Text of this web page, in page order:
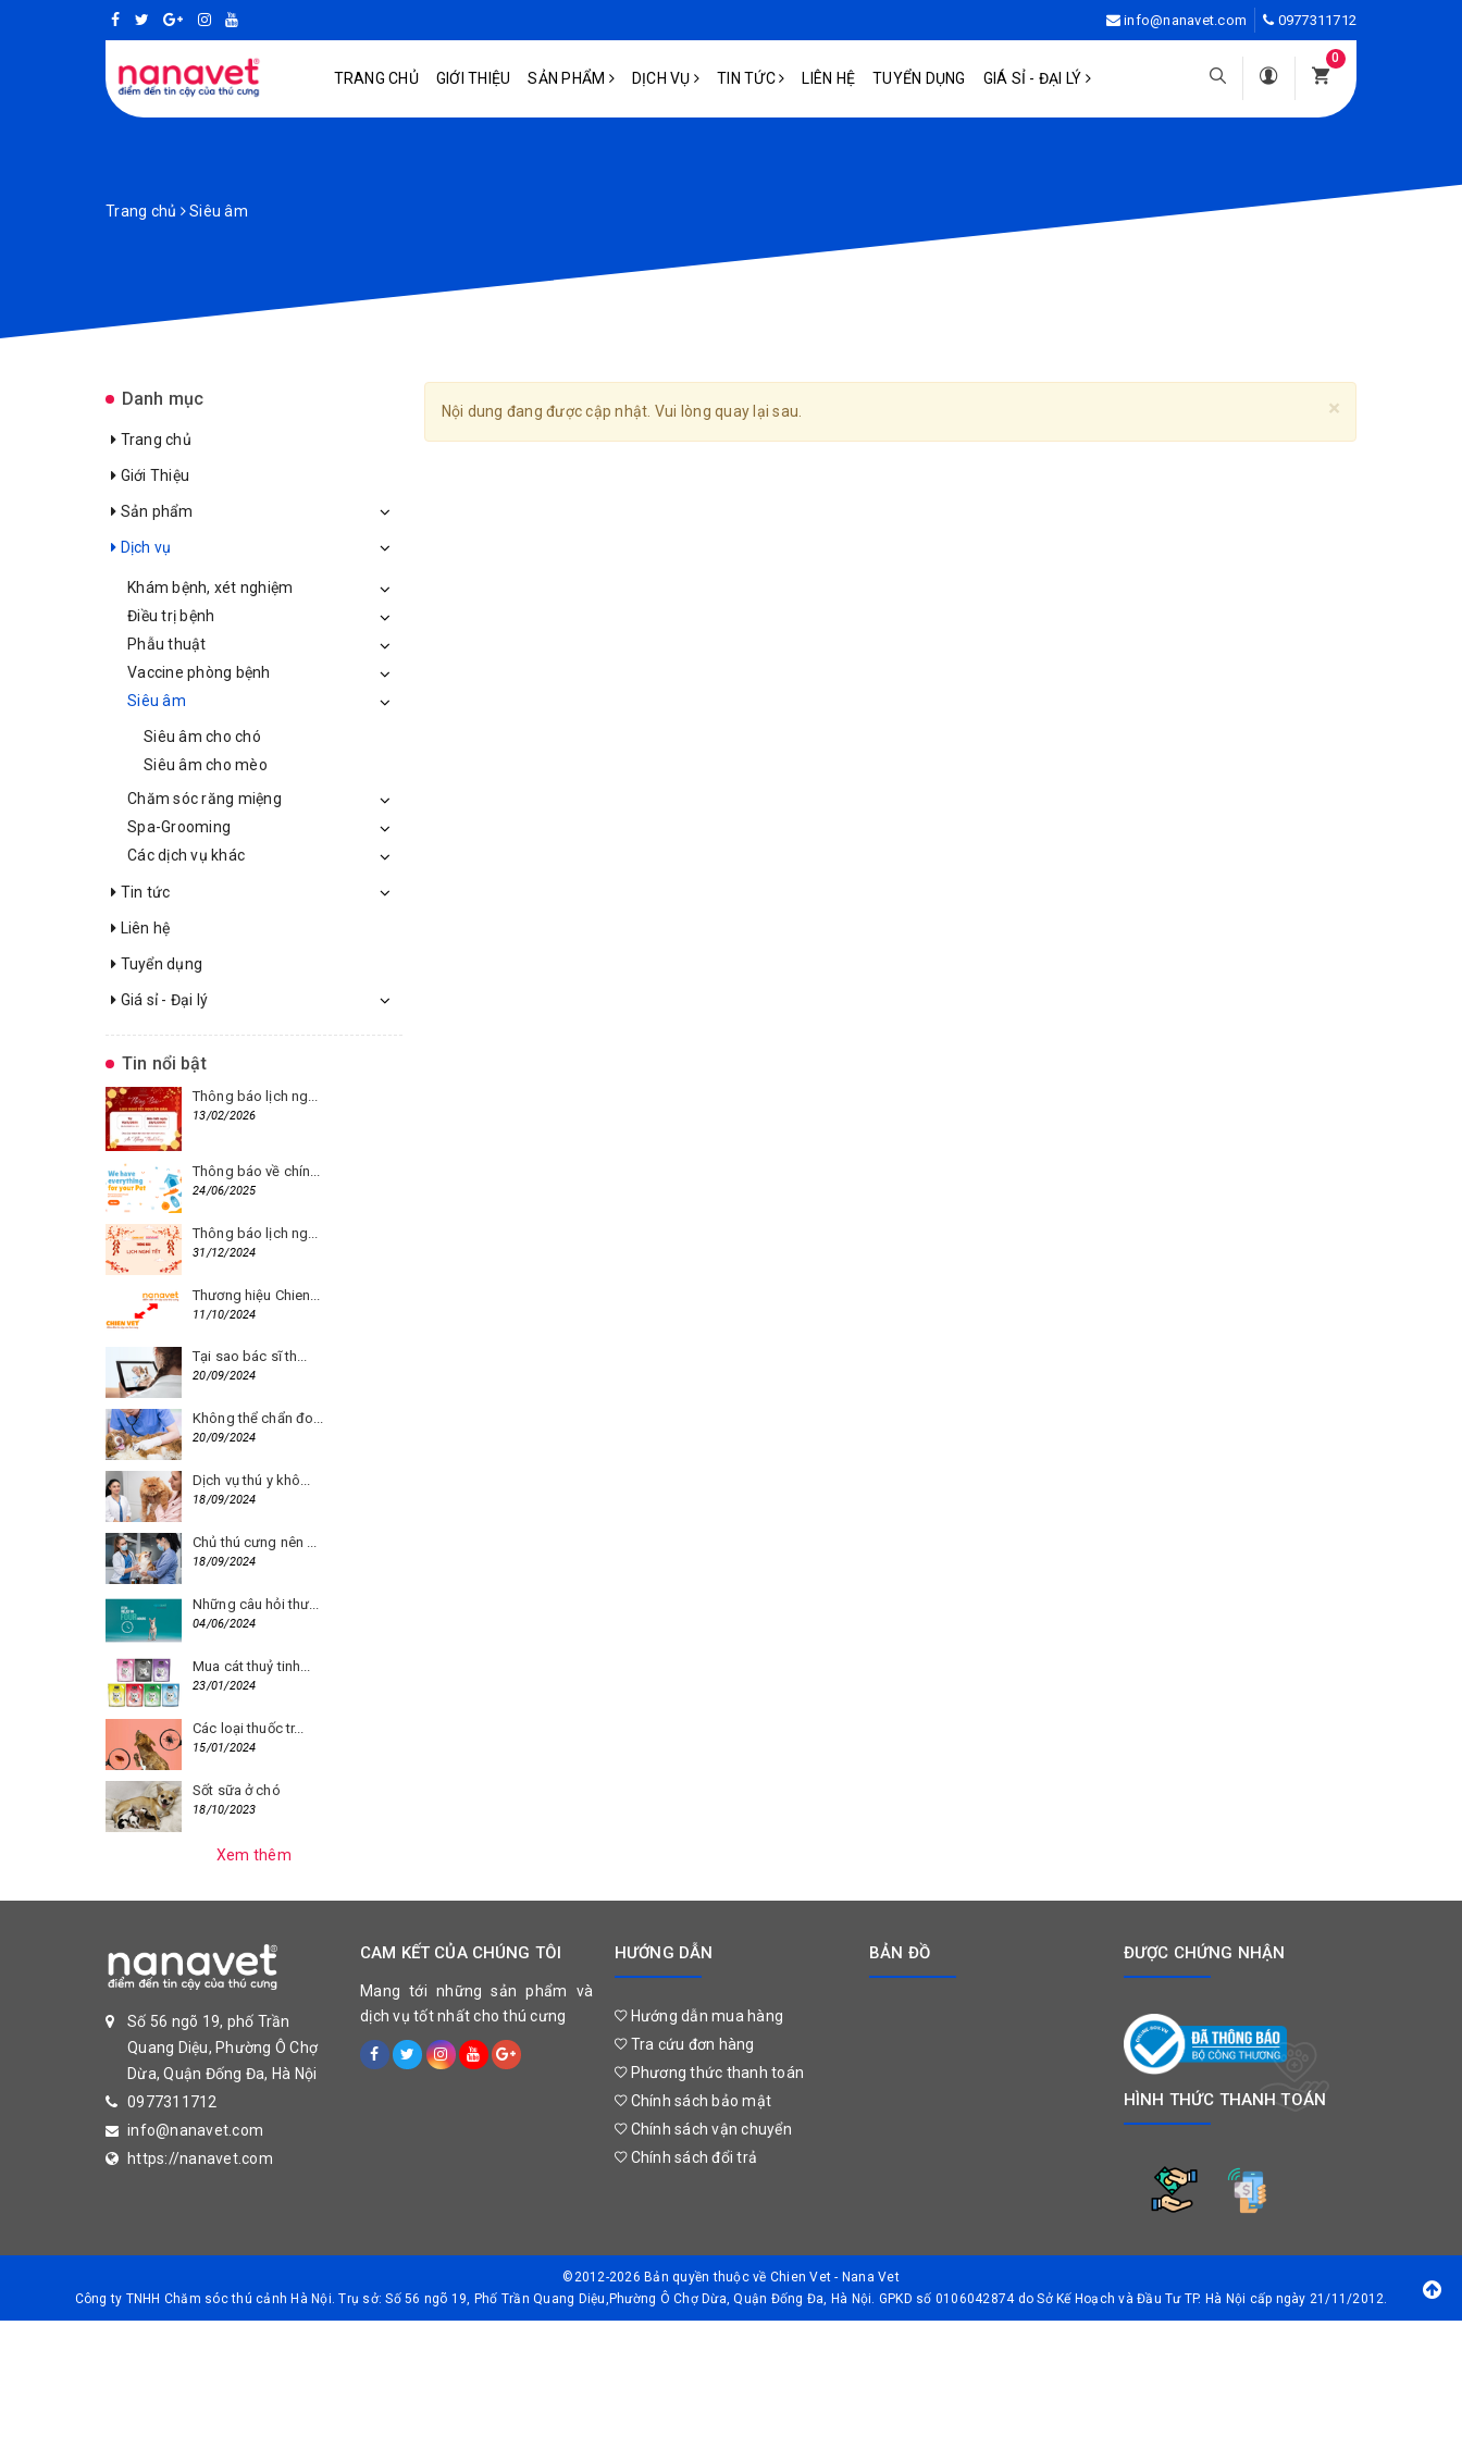
0977311712
info@nanavet.com
TRANG CHỦ GIỚI THIỆU SẢN PHẨM DỊCH VỤ TIN TỨC LIÊN HỆ TUYỂN DỤNG GIÁ SỈ - ĐẠI LÝ
0
Trang chủ Siêu âm
×
Nội dung đang được cập nhật. Vui lòng quay lại sau.
Danh mục
Trang chủ
Giới Thiệu
Sản phẩm
Dịch vụ
Khám bệnh, xét nghiệm
Điều trị bệnh
Phẫu thuật
Vaccine phòng bệnh
Siêu âm
Siêu âm cho chó
Siêu âm cho mèo
Chăm sóc răng miệng
Spa-Grooming
Các dịch vụ khác
Tin tức
Liên hệ
Tuyển dụng
Giá sỉ - Đại lý
Tin nổi bật
Thông báo lịch ng...
13/02/2026
Thông báo về chín...
24/06/2025
Thông báo lịch ng...
31/12/2024
Thương hiệu Chien...
11/10/2024
Tại sao bác sĩ th...
20/09/2024
Không thể chẩn đo...
20/09/2024
Dịch vụ thú y khô...
18/09/2024
Chủ thú cưng nên ...
18/09/2024
Những câu hỏi thư...
04/06/2024
Mua cát thuỷ tinh...
23/01/2024
Các loại thuốc tr...
15/01/2024
Sốt sữa ở chó
18/10/2023
Xem thêm
Số 56 ngõ 19, phố Trần
Quang Diệu, Phường Ô Chợ
Dừa, Quận Đống Đa, Hà Nội
0977311712
info@nanavet.com
https://nanavet.com
CAM KẾT CỦA CHÚNG TÔI
Mang tới những sản phẩm và
dịch vụ tốt nhất cho thú cưng
HƯỚNG DẪN
Hướng dẫn mua hàng
Tra cứu đơn hàng
Phương thức thanh toán
Chính sách bảo mật
Chính sách vận chuyển
Chính sách đổi trả
BẢN ĐỒ ĐƯỢC CHỨNG NHẬN
HÌNH THỨC THANH TOÁN
©2012-2026 Bản quyền thuộc về Chien Vet - Nana Vet
Công ty TNHH Chăm sóc thú cảnh Hà Nội. Trụ sở: Số 56 ngõ 19, Phố Trần Quang Diệu,Phường Ô Chợ Dừa, Quận Đống Đa, Hà Nội. GPKD số 0106042874 do Sở Kế Hoạch và Đầu Tư TP. Hà Nội cấp ngày 21/11/2012.